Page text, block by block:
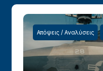
Απόψεις / Αναλύσεις